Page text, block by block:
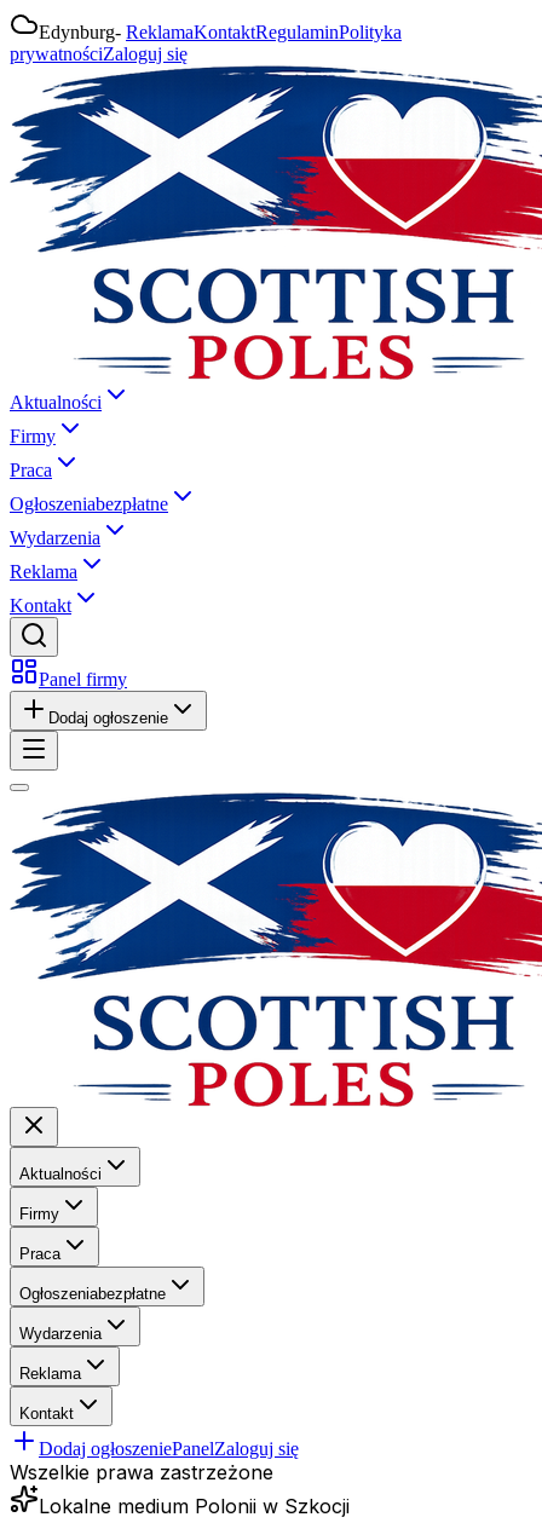
Edynburg- ReklamaKontaktRegulaminPolityka
prywatnościZaloguj się
Aktualności
Firmy
Praca
Ogłoszeniabezpłatne
Wydarzenia
Reklama
Kontakt
Panel firmy
Dodaj ogłoszenie
Aktualności
Firmy
Praca
Ogłoszeniabezpłatne
Wydarzenia
Reklama
Kontakt
Dodaj ogłoszeniePanelZaloguj się
Wszelkie prawa zastrzeżone
Lokalne medium Polonii w Szkocji